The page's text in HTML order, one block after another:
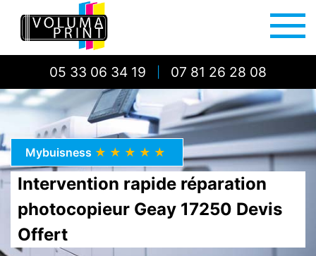
05 33 06 34 19 07 81 26 28 08
Mybuisness ★★★★★
Intervention rapide réparation
photocopieur Geay 17250 Devis
Offert